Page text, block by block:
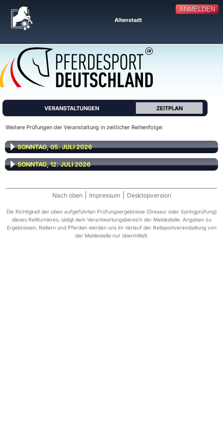
ANMELDEN
Altenstadt
VERANSTALTUNGEN ZEITPLAN
Weitere Prüfungen der Veranstaltung in zeitlicher Reihenfolge:
SONNTAG, 05. JULI 2026
SONNTAG, 12. JULI 2026
Nach oben Impressum Desktopversion
Die Richtigkeit der oben aufgeführten Prüfungsergebnisse (Dressur oder Springprüfung)
dieses Reitturnieres, obligt dem Verantwortungsbereich der Meldestelle. Angaben zu
Ergebnissen, Reitern und Pferden werden uns im Verlauf der Reitsportveranstaltung von
der Meldestelle nur übermittelt.